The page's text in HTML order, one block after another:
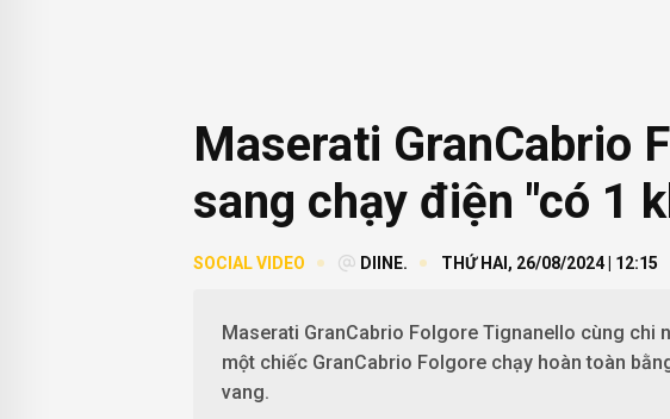
Maserati GranCabrio
sang chạy điện "có 1
SOCIAL VIDEO DIINE. THỨ HAI, 26/08/2024 | 12:15
Maserati GranCabrio Folgore Tignanello cùng chi
một chiếc GranCabrio Folgore chạy hoàn toàn
vang.